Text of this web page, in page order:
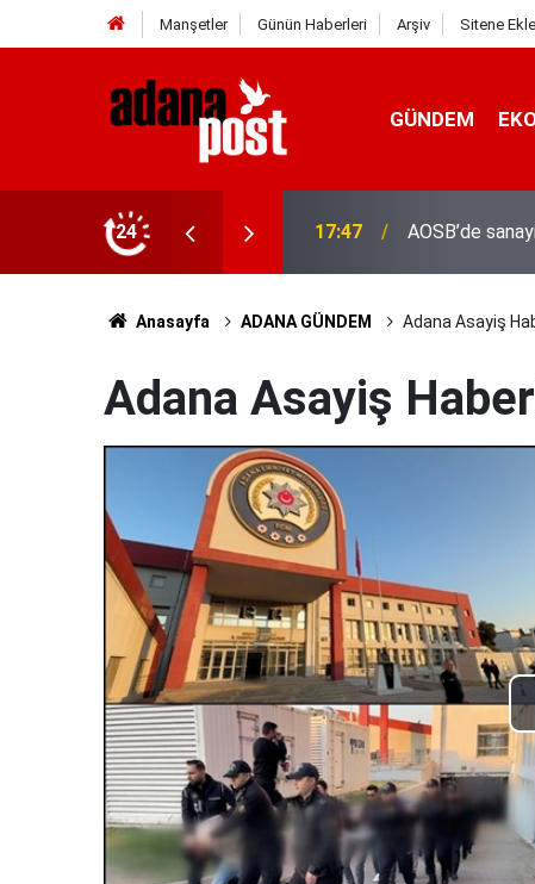
Manşetler Günün Haberleri Arşiv Sitene Ekle
GÜNDEM
24 17:41 Adana'da
Anasayfa ADANA GÜNDEM Adana Asayiş
Adana Asayiş